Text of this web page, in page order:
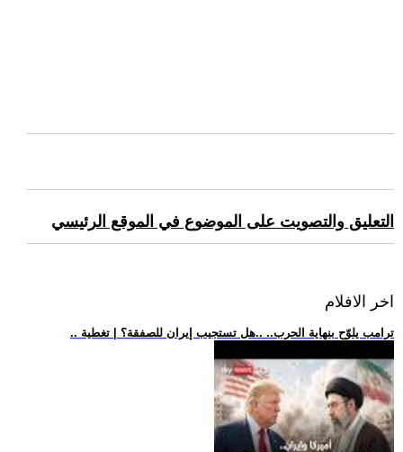
التعليق والتصويت على الموضوع في الموقع الرئيسي
اخر الافلام
.. ترامب يلوّح بنهاية الحرب.. ..هل تستجيب إيران للصفقة؟ | تغطية